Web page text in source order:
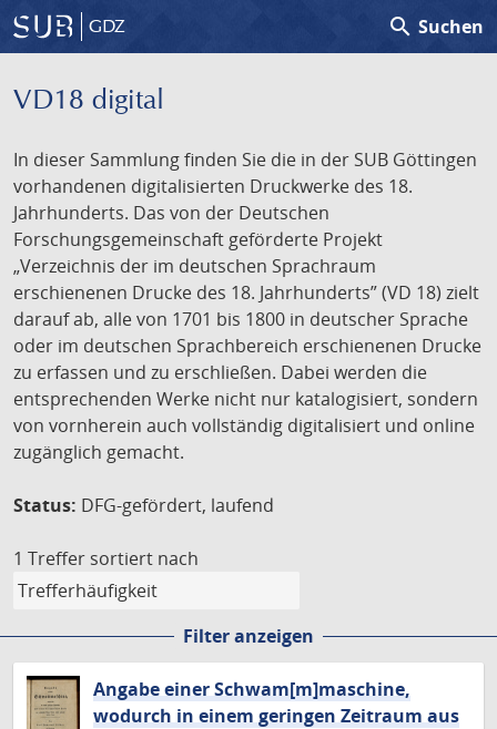
GDZ search Suchen
VD18 digital
In dieser Sammlung finden Sie die in der SUB Göttingen
vorhandenen digitalisierten Druckwerke des 18.
Jahrhunderts. Das von der Deutschen
Forschungsgemeinschaft geförderte Projekt
„Verzeichnis der im deutschen Sprachraum
erschienenen Drucke des 18. Jahrhunderts” (VD 18) zielt
darauf ab, alle von 1701 bis 1800 in deutscher Sprache
oder im deutschen Sprachbereich erschienenen Drucke
zu erfassen und zu erschließen. Dabei werden die
entsprechenden Werke nicht nur katalogisiert, sondern
von vornherein auch vollständig digitalisiert und online
zugänglich gemacht.
Status: DFG-gefördert, laufend
1 Treffer sortiert nach
Filter anzeigen
Angabe einer Schwam[m]maschine,
wodurch in einem geringen Zeitraum aus